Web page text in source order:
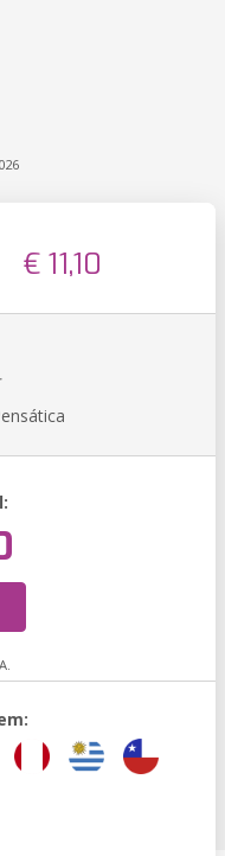
€ 11,10